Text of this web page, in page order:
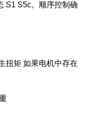
S1 S5c。顺序控制确
扭矩 如果电机中存在